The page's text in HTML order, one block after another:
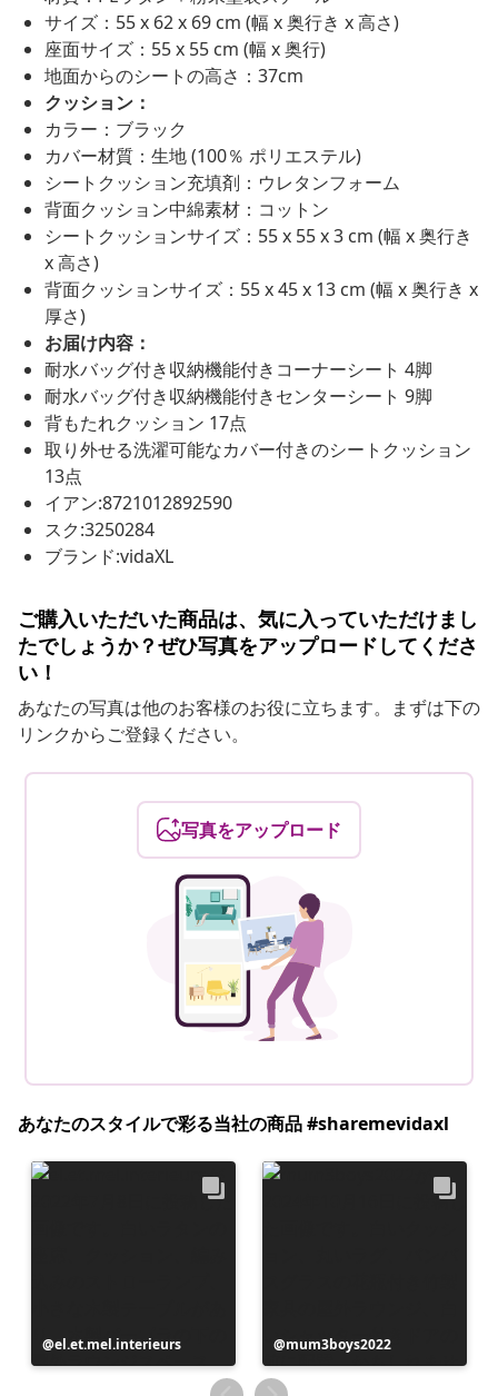
サイズ：55 x 62 x 69 cm (幅 x 奥行き x 高さ)
座面サイズ：55 x 55 cm (幅 x 奥行)
地面からのシートの高さ：37cm
クッション：
カラー：ブラック
カバー材質：生地 (100％ ポリエステル)
シートクッション充填剤：ウレタンフォーム
背面クッション中綿素材：コットン
シートクッションサイズ：55 x 55 x 3 cm (幅 x 奥行き
x 高さ)
背面クッションサイズ：55 x 45 x 13 cm (幅 x 奥行き x
厚さ)
お届け内容：
耐水バッグ付き収納機能付きコーナーシート 4脚
耐水バッグ付き収納機能付きセンターシート 9脚
背もたれクッション 17点
取り外せる洗濯可能なカバー付きのシートクッション
13点
イアン:8721012892590
スク:3250284
ブランド:vidaXL
ご購入いただいた商品は、気に入っていただけまし
たでしょうか？ぜひ写真をアップロードしてくださ
い！
あなたの写真は他のお客様のお役に立ちます。まずは下の
リンクからご登録ください。
写真をアップロード
あなたのスタイルで彩る当社の商品 #sharemevidaxl
投
稿
el.et.mel.interieurs
投
稿
者
mum3boys2022